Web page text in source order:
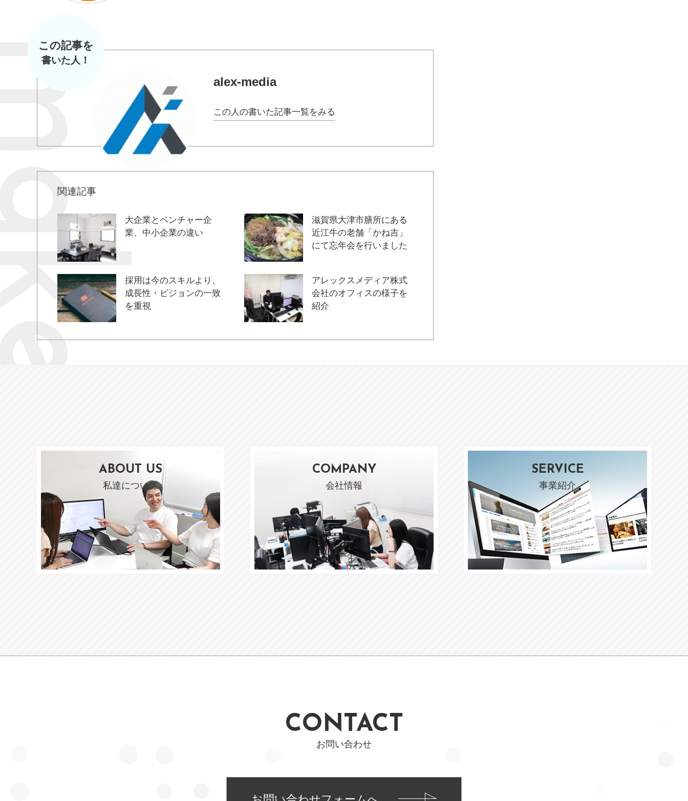
この記事を
書いた人！
alex-media
この人の書いた記事一覧をみる
関連記事
大企業とベンチャー企
業、中小企業の違い
滋賀県大津市膳所にある
近江牛の老舗「かね吉」
にて忘年会を行いました
採用は今のスキルより、
成長性・ビジョンの一致
を重視
アレックスメディア株式
会社のオフィスの様子を
紹介
ABOUT US
私達について
COMPANY
会社情報
SERVICE
事業紹介
CONTACT
お問い合わせ